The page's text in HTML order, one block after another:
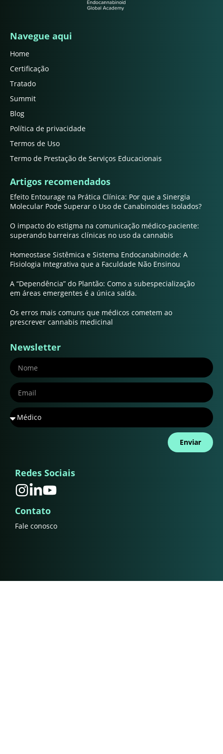
Navegue aqui
Home
Certificação
Tratado
Summit
Blog
Política de privacidade
Termos de Uso
Termo de Prestação de Serviços Educacionais
Artigos recomendados
Efeito Entourage na Prática Clínica: Por que a Sinergia
Molecular Pode Superar o Uso de Canabinoides Isolados?
O impacto do estigma na comunicação médico-paciente:
superando barreiras clínicas no uso da cannabis
Homeostase Sistêmica e Sistema Endocanabinoide: A
Fisiologia Integrativa que a Faculdade Não Ensinou
A “Dependência” do Plantão: Como a subespecialização
em áreas emergentes é a única saída.
Os erros mais comuns que médicos cometem ao
prescrever cannabis medicinal
Newsletter
Enviar
Redes Sociais
Contato
Fale conosco